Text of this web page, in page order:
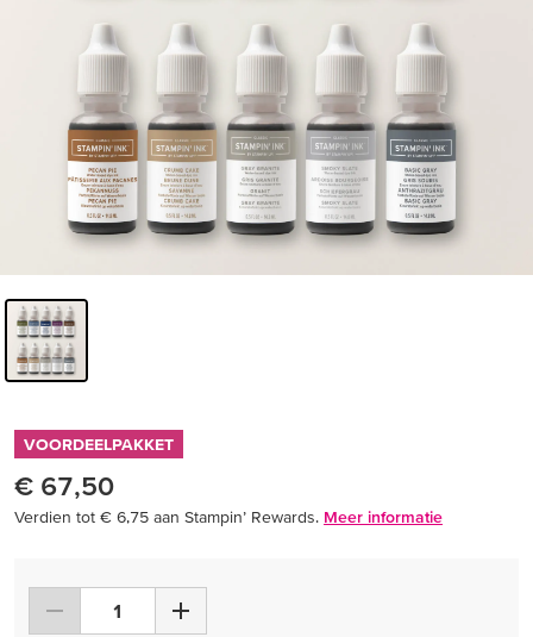
VOORDEELPAKKET
€ 67,50
Verdien tot € 6,75 aan Stampin’ Rewards. Meer informatie